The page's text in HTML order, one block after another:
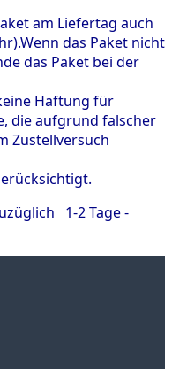
am Liefertag auch
das Paket nicht
das Paket bei der
Haftung für
die aufgrund falscher
Zustellversuch
1-2 Tage -